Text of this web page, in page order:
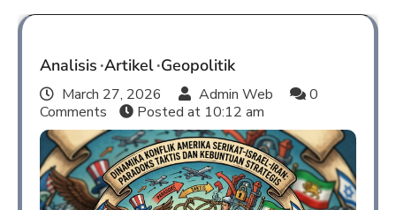
Analisis Artikel Geopolitik
March 27, 2026 Admin Web
0
Comments
Posted at 10:12 am